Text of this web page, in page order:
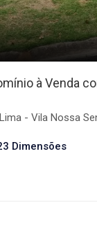
à Venda
Senhora Auxiliadora,
Dimensões